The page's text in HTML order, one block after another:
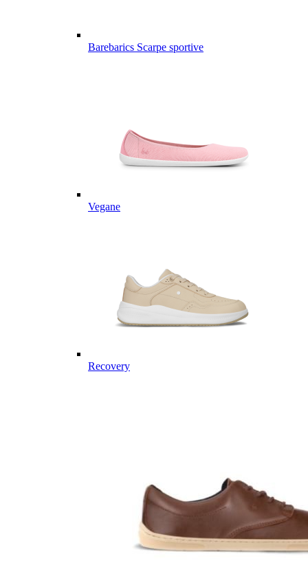
Barebarics Scarpe sportive
Vegane
Recovery